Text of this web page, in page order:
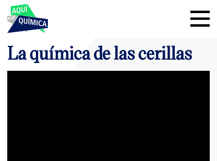
La química de las cerillas